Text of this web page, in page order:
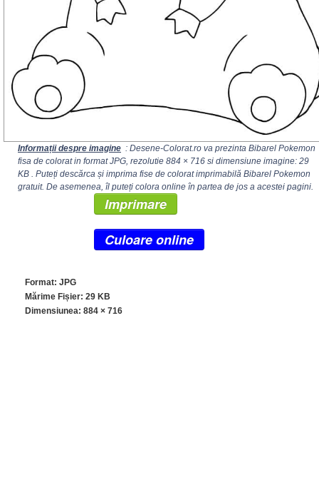
Informații despre imagine : Desene-Colorat.ro va prezinta Bibarel Pokemon
fisa de colorat in format JPG, rezolutie 884 × 716 si dimensiune imagine: 29
KB . Puteți descărca și imprima fise de colorat imprimabilă Bibarel Pokemon
gratuit. De asemenea, îl puteți colora online în partea de jos a acestei pagini.
Imprimare
Culoare online
Format: JPG
Mărime Fișier: 29 KB
Dimensiunea: 884 × 716